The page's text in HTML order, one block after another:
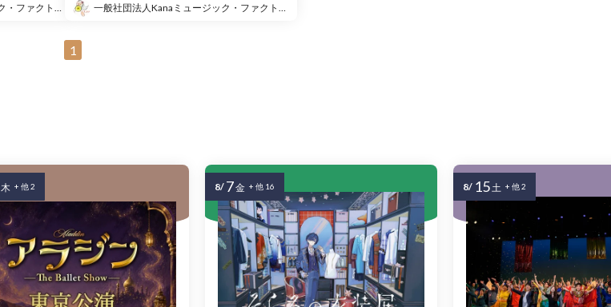
一般社団法人Kanaミュージック・ファクトリー 一般社団法人Kanaミュージック・ファクトリー
1
木 + 他 2 8/ 7金 + 他 16 8/ 15土 + 他 2